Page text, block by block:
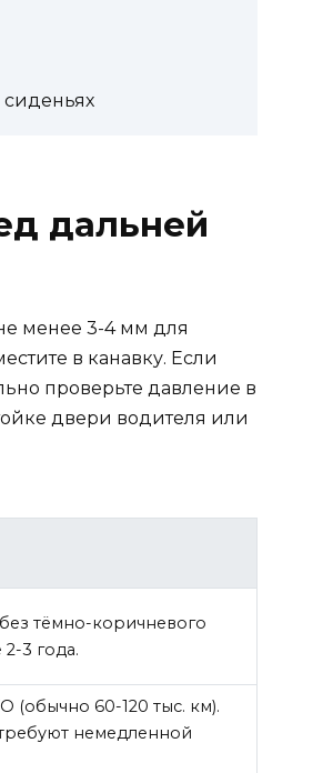
дальней
менее 3-4 мм для
в канавку. Если
проверьте давление в
двери водителя или
тёмно-коричневого
3 года.
(обычно 60-120 тыс. км).
немедленной